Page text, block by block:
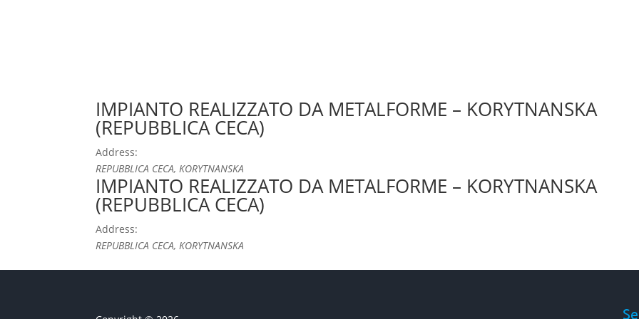
IMPIANTO REALIZZATO DA METALFORME – KORYTNANSKA
(REPUBBLICA CECA)
Address:
REPUBBLICA CECA, KORYTNANSKA
IMPIANTO REALIZZATO DA METALFORME – KORYTNANSKA
(REPUBBLICA CECA)
Address:
REPUBBLICA CECA, KORYTNANSKA